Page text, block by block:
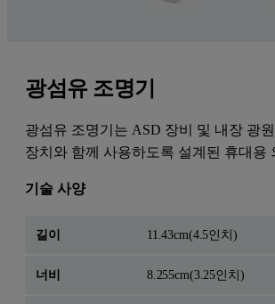
광섬유 조명기
광섬유 조명기는 ASD 장비 및 내장 광
장치와 함께 사용하도록 설계된 휴대용
기술 사양
길이 11.43cm(4.5인치)
너비 8.255cm(3.25인치)